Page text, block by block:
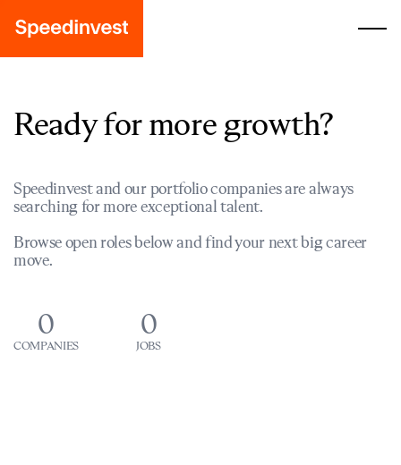
Ready for more growth?
Speedinvest and our portfolio companies are always
searching for more exceptional talent.
Browse open roles below and find your next big career
move.
0
COMPANIES
0
JOBS